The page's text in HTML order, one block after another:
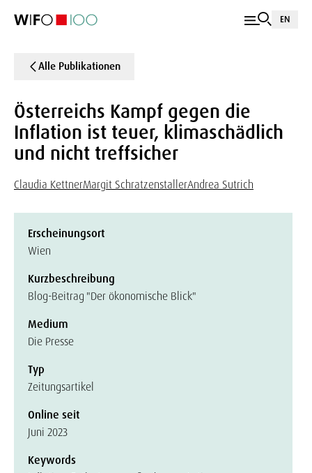
EN
Alle Publikationen
Österreichs Kampf gegen die
Inflation ist teuer, klimaschädlich
und nicht treffsicher
Claudia KettnerMargit SchratzenstallerAndrea Sutrich
Erscheinungsort
Wien
Kurzbeschreibung
Blog-Beitrag "Der ökonomische Blick"
Medium
Die Presse
Typ
Zeitungsartikel
Online seit
Juni 2023
Keywords